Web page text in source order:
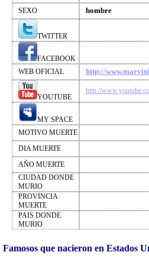
SEXO
hombre
TWITTER
FACEBOOK
WEB OFICIAL
http://
YOUTUBE
http://
MY SPACE
MOTIVO MUERTE
DIA MUERTE
AÑO MUERTE
CIUDAD DONDE
MURIO
PROVINCIA
MUERTE
PAIS DONDE
MURIO
Famosos que nacieron en Estados